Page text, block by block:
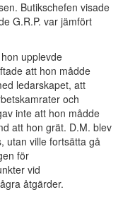
Butikschefen visade
G.R.P. var jämfört
upplevde
att hon mådde
ledarskapet, att
och
inte att hon mådde
att hon grät. D.M. blev
utan ville fortsätta gå
för
vid
åtgärder.